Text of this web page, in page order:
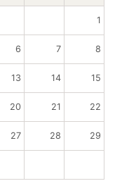
1
6 7 8
13 14 15
20 21 22
27 28 29